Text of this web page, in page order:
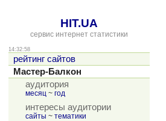
HIT.UA
сервис интернет статистики
14:32:58
рейтинг сайтов
Мастер-Балкон
аудитория
месяц ~ год
интересы аудитории
сайты ~ тематики